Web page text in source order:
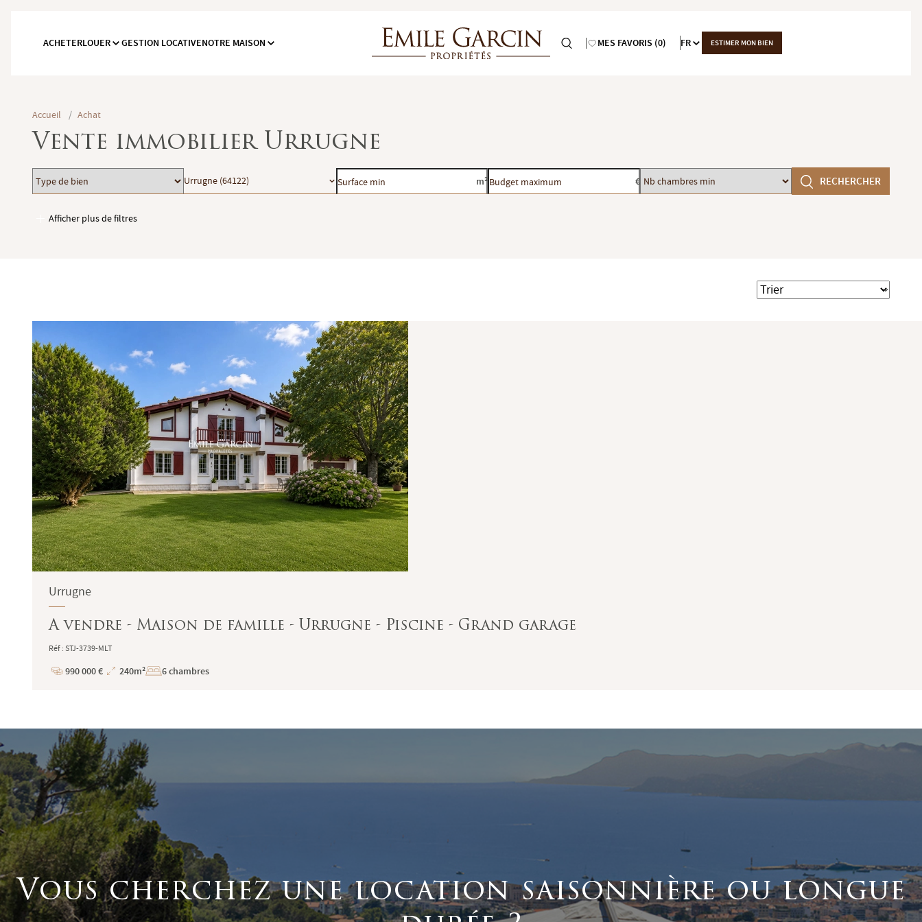
ACHETERLOUER GESTION LOCATIVENOTRE MAISON MES FAVORIS (0) FR ESTIMER MON BIEN
Accueil / Achat
Vente immobilier Urrugne
Type
de
bien
Localisation
Urrugne (64122)
Surface
min
m²Budget
maximum
€ Nb
chambres
RECHERCHER
Afficher plus de filtres
Garages / Parking
Terrasse
Jardin
Trier
Urrugne
A vendre - Maison de famille - Urrugne - Piscine - Grand garage
Réf : STJ-3739-MLT
Prix
990 000 €
Superficie
240m² 6 chambres
Vous cherchez une location saisonnière ou longue